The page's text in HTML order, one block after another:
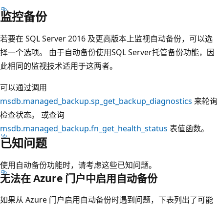
监控备份
若要在 SQL Server 2016 及更高版本上监视自动备份，可以选
择一个选项。 由于自动备份使用SQL Server托管备份功能，因
此相同的监视技术适用于这两者。
可以通过调用
msdb.managed_backup.sp_get_backup_diagnostics 来轮询
检查状态。 或查询
msdb.managed_backup.fn_get_health_status 表值函数。
已知问题
使用自动备份功能时，请考虑这些已知问题。
无法在 Azure 门户中启用自动备份
如果从 Azure 门户启用自动备份时遇到问题，下表列出了可能